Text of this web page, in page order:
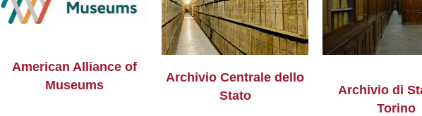
American Alliance of
Museums
Archivio Centrale dello
Stato
Archivio di
Torino